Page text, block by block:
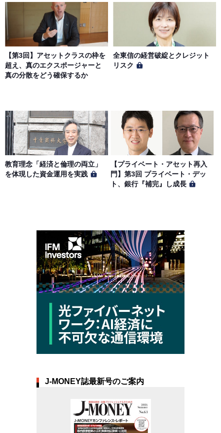
【第3回】アセットクラスの枠を
超え、真のエクスポージャーと
真の分散をどう確保するか
全東信の経営破綻とクレジット
リスク
教育理念「経済と倫理の両立」
を体現した資金運用を実践
【プライベート・アセット再入
門】第3回 プライベート・デッ
ト、銀行『補完』し成長
J-MONEY誌最新号のご案内